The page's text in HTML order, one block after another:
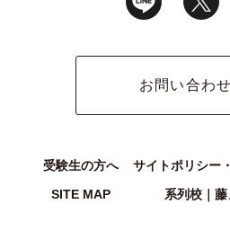
お問い合わ
受験生の方へ
SITE MAP
サイトポリシー
系列校｜